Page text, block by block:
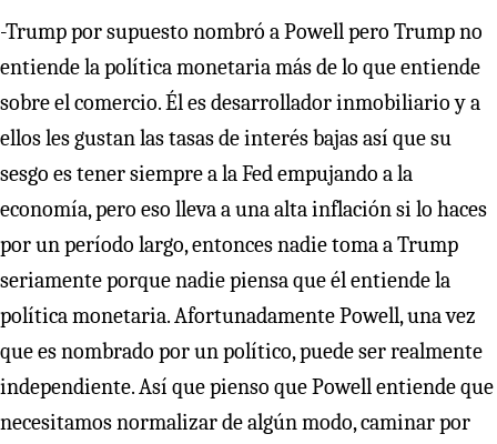
-Trump por supuesto nombró a Powell pero Trump no
entiende la política monetaria más de lo que entiende
sobre el comercio. Él es desarrollador inmobiliario y a
ellos les gustan las tasas de interés bajas así que su
sesgo es tener siempre a la Fed empujando a la
economía, pero eso lleva a una alta inflación si lo haces
por un período largo, entonces nadie toma a Trump
seriamente porque nadie piensa que él entiende la
política monetaria. Afortunadamente Powell, una vez
que es nombrado por un político, puede ser realmente
independiente. Así que pienso que Powell entiende que
necesitamos normalizar de algún modo, caminar por